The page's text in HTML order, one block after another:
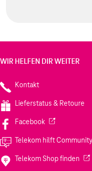
WIR HELFEN DIR WEITER
Kontakt
Lieferstatus & Retoure
Facebook(Wird in einem
Telekom hilft Community
Telekom Shop finden